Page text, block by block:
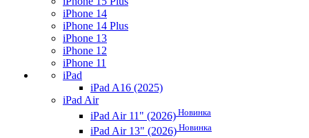
iPhone 14
iPhone 14 Plus
iPhone 13
iPhone 12
iPhone 11
iPad
iPad A16 (2025)
iPad Air
iPad Air 11" (2026) Новинка
iPad Air 13" (2026) Новинка